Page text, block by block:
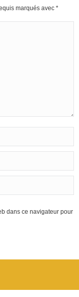
marqués avec *
dans ce navigateur pour